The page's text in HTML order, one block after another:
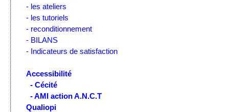
- les ateliers
- les tutoriels
- reconditionnement
- BILANS
- Indicateurs de satisfaction
Accessibilité
- Cécité
- AMI action A.N.C.T
Qualiopi